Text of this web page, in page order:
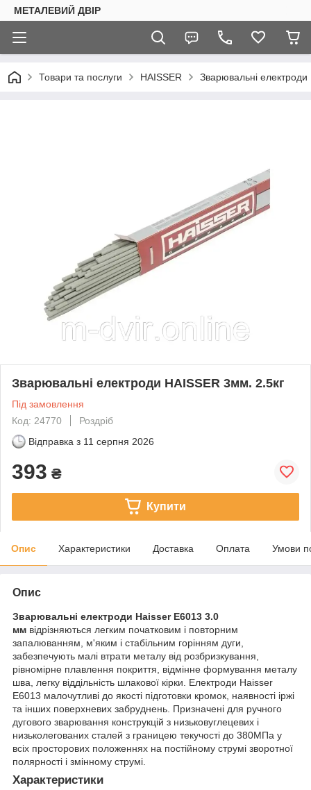
МЕТАЛЕВИЙ ДВІР
Товари та послуги HAISSER Зварювальні
Зварювальні електроди HAISSER 3мм. 2.5кг
Під замовлення
Код: 24770
Роздріб
Відправка з 11 серпня 2026
393 ₴
Купити
Опис Характеристики Доставка Оплата Умови
Опис
Зварювальні електроди Haisser E6013 3.0
мм відрізняються легким початковим і повторним
запалюванням, м'яким і стабільним горінням дуги,
забезпечують малі втрати металу від розбризкування,
рівномірне плавлення покриття, відмінне формування металу
шва, легку віддільність шлакової кірки. Електроди Haisser
E6013 малочутливі до якості підготовки кромок, наявності іржі
та інших поверхневих забруднень. Призначені для ручного
дугового зварювання конструкцій з низьковуглецевих і
низьколегованих сталей з границею текучості до 380МПа у
всіх просторових положеннях на постійному струмі зворотної
полярності і змінному струмі.
Характеристики